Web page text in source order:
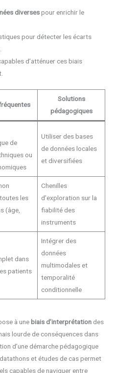
diversespour enrichir le
pour détecter les écarts
d’atténuer ces biais
Solutions
pédagogiques
de
ou
Utiliser des bases
de données locales
et diversifiées
les
(âge,
Chenilles
d’exploration sur la
fiabilité des
instruments
dans
patients
Intégrer des
données
multimodales et
temporalité
conditionnelle
à une biais d’interprétation des
lourde de conséquences dans
d’une démarche pédagogique
et études de cas permet
capables de naviguer entre